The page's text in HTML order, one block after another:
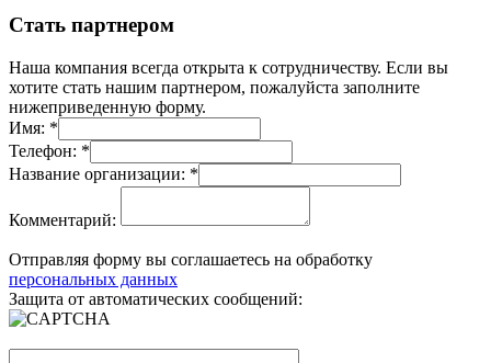
Стать партнером
Наша компания всегда открыта к сотрудничеству. Если вы
хотите стать нашим партнером, пожалуйста заполните
нижеприведенную форму.
Имя: *
Телефон: *
Название организации: *
Комментарий:
Отправляя форму вы соглашаетесь на обработку
персональных данных
Защита от автоматических сообщений: